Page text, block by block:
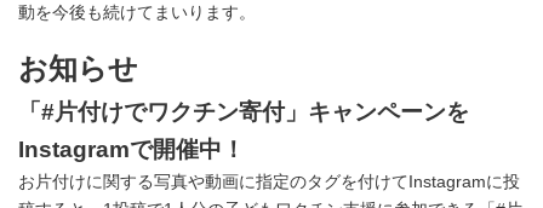
動を今後も続けてまいります。
お知らせ
「#片付けでワクチン寄付」キャンペーンを
Instagramで開催中！
お片付けに関する写真や動画に指定のタグを付けてInstagramに投